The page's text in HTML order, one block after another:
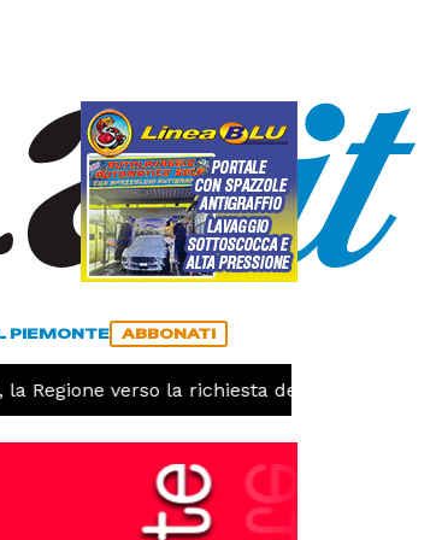
PIEMONTE ABBONATI
Regione verso la richiesta dello stato di